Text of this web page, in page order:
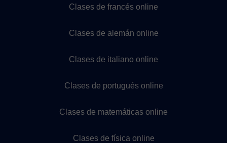
Clases de francés online
Clases de alemán online
Clases de italiano online
Clases de portugués online
Clases de matemáticas online
Clases de física online